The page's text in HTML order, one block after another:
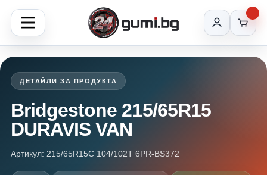
ДЕТАЙЛИ ЗА ПРОДУКТА
Bridgestone 215/65R15
DURAVIS VAN
Артикул: 215/65R15C 104/102T 6PR-BS372